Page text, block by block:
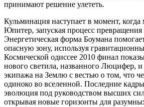
принимают решение улететь.
Кульминация наступает в момент,
Юпитер, запуская процесс превращения
Энергетическая форма Боумана
опасную зону, используя
Космической одиссее 2010 финал
нового светила, названного Люцифер,
экипажа на Землю с вестью о том, что
одиноко во вселенной. Последние
эволюция под руководством высших
открывая новые горизонты для